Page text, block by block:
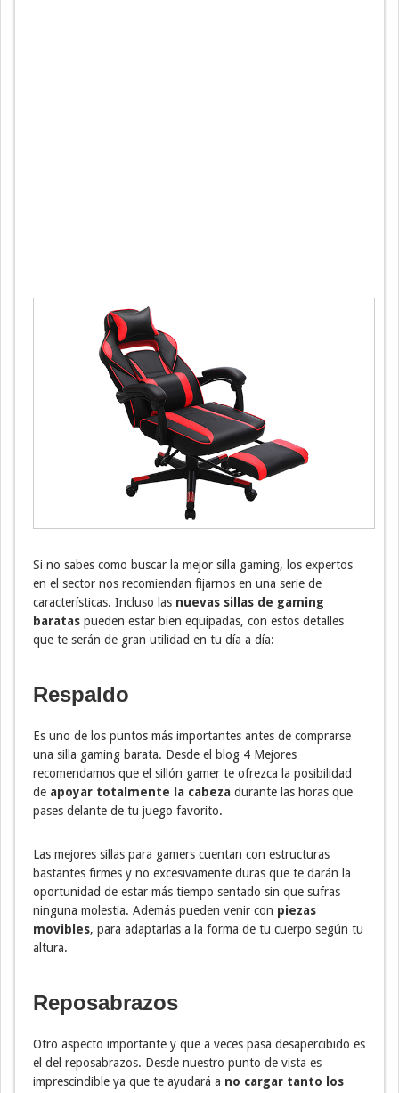
Si no sabes como buscar la mejor silla gaming, los expertos
en el sector nos recomiendan fijarnos en una serie de
características. Incluso las nuevas sillas de gaming
baratas pueden estar bien equipadas, con estos detalles
que te serán de gran utilidad en tu día a día:
Respaldo
Es uno de los puntos más importantes antes de comprarse
una silla gaming barata. Desde el blog 4 Mejores
recomendamos que el sillón gamer te ofrezca la posibilidad
de apoyar totalmente la cabeza durante las horas que
pases delante de tu juego favorito.
Las mejores sillas para gamers cuentan con estructuras
bastantes firmes y no excesivamente duras que te darán la
oportunidad de estar más tiempo sentado sin que sufras
ninguna molestia. Además pueden venir con piezas
movibles, para adaptarlas a la forma de tu cuerpo según tu
altura.
Reposabrazos
Otro aspecto importante y que a veces pasa desapercibido es
el del reposabrazos. Desde nuestro punto de vista es
imprescindible ya que te ayudará a no cargar tanto los